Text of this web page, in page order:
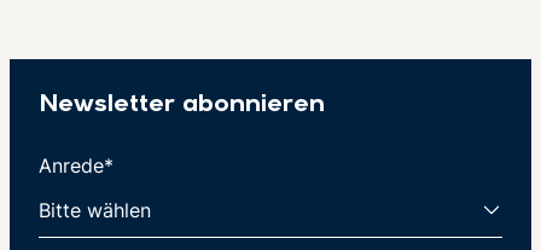
Newsletter abonnieren
Anrede*